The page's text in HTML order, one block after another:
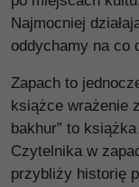
Najmocniej
oddychamy na co
Zapach to
książce wrażenie
bakhur” to
Czytelnika w
przybliży historię